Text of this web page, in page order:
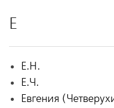
Е
Е.Н.
Е.Ч.
Евгения